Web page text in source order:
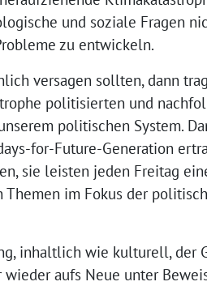
und soziale Fragen
zu entwickeln.
versagen sollten, dann
politisierten und
politischen System.
for-Future-Generation
sie leisten jeden Freitag
im Fokus der
inhaltlich wie kulturell, der
aufs Neue unter